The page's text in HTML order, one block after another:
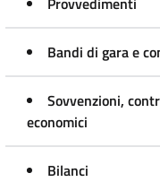
Bandi di gara e
Sovvenzioni,
economici
Bilanci